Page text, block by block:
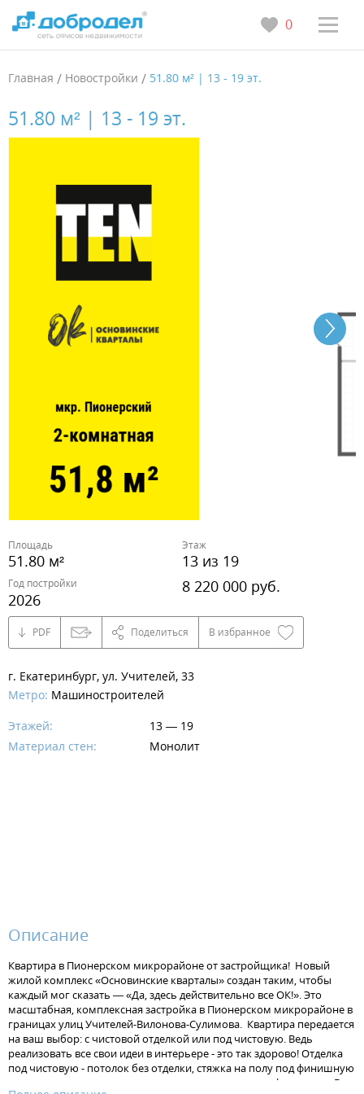
0
Главная / Новостройки / 51.80 м² | 13 - 19 эт.
51.80 м² | 13 - 19 эт.
Площадь
51.80 м²
Этаж
13 из 19
Год постройки
2026
8 220 000 руб.
PDF Поделиться В избранное
г. Екатеринбург, ул. Учителей, 33
Метро: Машиностроителей
Этажей:
13 — 19
Материал стен:
Монолит
Описание
Квартира в Пионерском микрорайоне от застройщика! Новый
жилой комплекс «Основинские кварталы» создан таким, чтобы
каждый мог сказать — «Да, здесь действительно все ОК!». Это
масштабная, комплексная застройка в Пионерском микрорайоне в
границах улиц Учителей-Вилонова-Сулимова. Квартира передается
на ваш выбор: с чистовой отделкой или под чистовую. Ведь
реализовать все свои идеи в интерьере - это так здорово! Отделка
под чистовую - потолок без отделки, стяжка на полу под финишную
отделку, штукатурка на стенах, установлена электрофурнитура. В